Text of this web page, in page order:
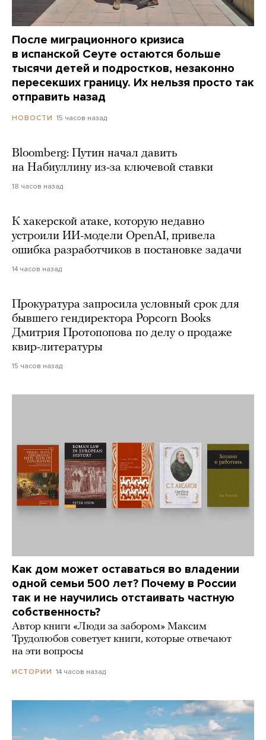
После миграционного кризиса
в испанской Сеуте остаются больше
тысячи детей и подростков, незаконно
пересекших границу. Их нельзя просто так
отправить назад
НОВОСТИ 15 часов назад
Bloomberg: Путин начал давить
на Набиуллину из-за ключевой ставки
18 часов назад
К хакерской атаке, которую недавно
устроили ИИ-модели OpenAI, привела
ошибка разработчиков в постановке задачи
14 часов назад
Прокуратура запросила условный срок для
бывшего гендиректора Popcorn Books
Дмитрия Протопопова по делу о продаже
квир-литературы
15 часов назад
Как дом может оставаться во владении
одной семьи 500 лет? Почему в России
так и не научились отстаивать частную
собственность?
Автор книги «Люди за забором» Максим
Трудолюбов советует книги, которые отвечают
на эти вопросы
ИСТОРИИ 14 часов назад